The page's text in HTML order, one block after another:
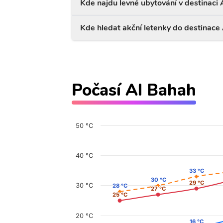
Kde najdu levné ubytování v destinaci
Kde hledat akční letenky do destinace
Počasí Al Bahah
25 °C
25 °C
27 °C
27 °C
29 °C
29 °C
28 °C
28 °C
30 °C
30 °C
33 °C
33 °C
16 °C
16 °C
20 °C
30 °C
40 °C
50 °C